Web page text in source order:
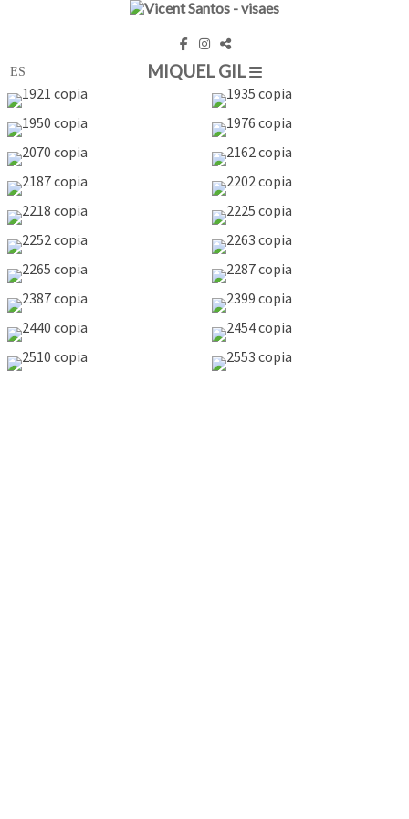
MIQUEL GIL